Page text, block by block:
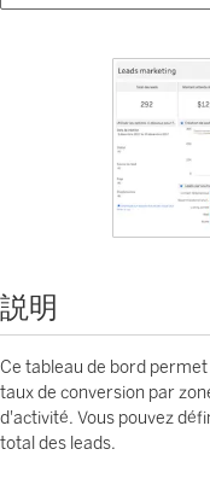
説明
Ce tableau de bord
taux de conversion par
d'activité. Vous pouvez
total des leads.